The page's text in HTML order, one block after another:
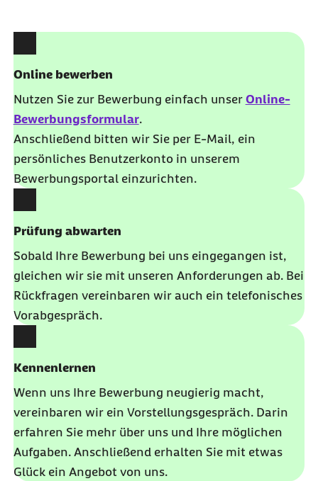
Online bewerben
Nutzen Sie zur Bewerbung einfach unser Online-
Bewerbungsformular.
Anschließend bitten wir Sie per E-Mail, ein
persönliches Benutzerkonto in unserem
Bewerbungsportal einzurichten.
Prüfung abwarten
Sobald Ihre Bewerbung bei uns eingegangen ist,
gleichen wir sie mit unseren Anforderungen ab. Bei
Rückfragen vereinbaren wir auch ein telefonisches
Vorabgespräch.
Kennenlernen
Wenn uns Ihre Bewerbung neugierig macht,
vereinbaren wir ein Vorstellungsgespräch. Darin
erfahren Sie mehr über uns und Ihre möglichen
Aufgaben. Anschließend erhalten Sie mit etwas
Glück ein Angebot von uns.